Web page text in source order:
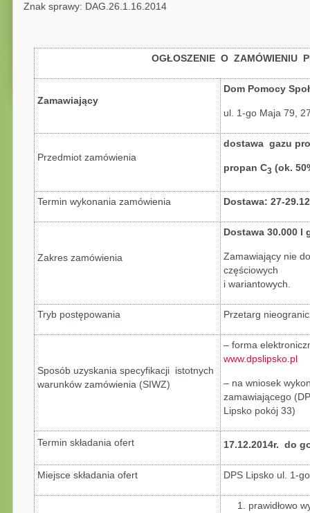
Znak sprawy: DAG.26.1.16.2014
OGŁOSZENIE O ZAMÓWIENIU
Zamawiający
Dom Pomocy
ul. 1-go Maja 79,
Przedmiot zamówienia
dostawa gazu
propan C3 (ok.
Termin wykonania zamówienia Dostawa: 27-
Zakres zamówienia
Dostawa 30.000 l
Zamawiający nie
częściowych
i wariantowych.
Tryb postępowania Przetarg
Sposób uzyskania specyfikacji istotnych
warunków zamówienia (SIWZ)
– forma
www.dpslipsko.pl
– na wniosek
zamawiającego
Lipsko pokój 33)
Termin składania ofert 17.12.2014r. do
Miejsce składania ofert DPS Lipsko ul. 1-
1. prawidłowo